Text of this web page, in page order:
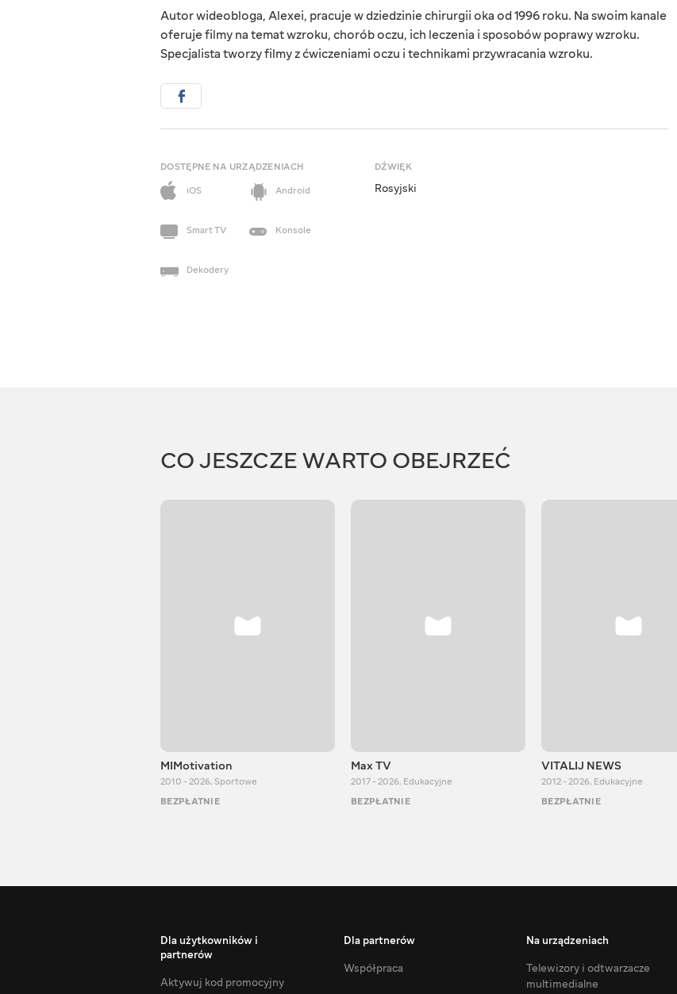
Autor wideobloga, Alexei, pracuje w dziedzinie chirurgii oka od 1996 roku. Na swoim kanale
oferuje filmy na temat wzroku, chorób oczu, ich leczenia i sposobów poprawy wzroku.
Specjalista tworzy filmy z ćwiczeniami oczu i technikami przywracania wzroku.
DOSTĘPNE NA URZĄDZENIACH
iOS
Android
Smart TV Konsole
Dekodery
DŹWIĘK
Rosyjski
CO JESZCZE WARTO OBEJRZEĆ
MIMotivation
2010 - 2026, Sportowe
BEZPŁATNIE
Max TV
2017 - 2026, Edukacyjne
BEZPŁATNIE
VITALIJ NEWS
2012 - 2026, Edukacyjne
BEZPŁATNIE
Dla użytkowników i
partnerów
Aktywuj kod promocyjny
Dla partnerów
Współpraca
Na urządzeniach
Telewizory i odtwarzacze
multimedialne